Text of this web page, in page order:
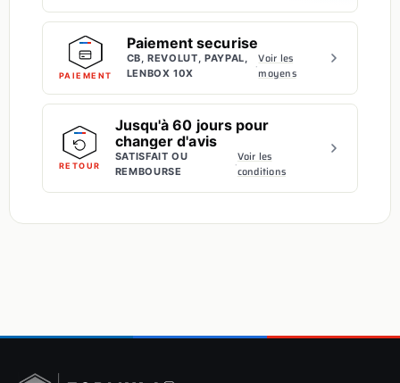
PAIEMENT
Paiement securise
CB, REVOLUT, PAYPAL,
LENBOX 10X
·Voir les
moyens
RETOUR
Jusqu'à 60 jours pour
changer d'avis
SATISFAIT OU
REMBOURSE
·Voir les
conditions